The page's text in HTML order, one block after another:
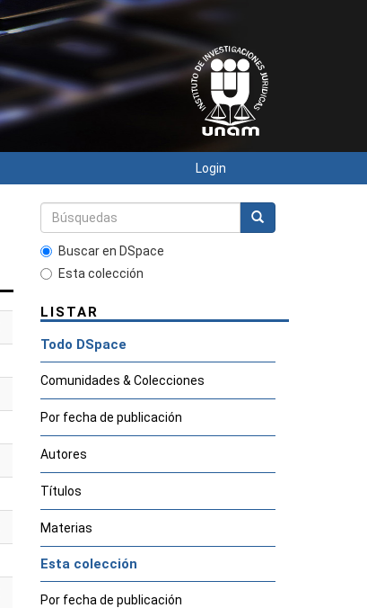
Login
Buscar en DSpace
Esta colección
LISTAR
Todo DSpace
Comunidades & Colecciones
Por fecha de publicación
Autores
Títulos
Materias
Esta colección
Por fecha de publicación